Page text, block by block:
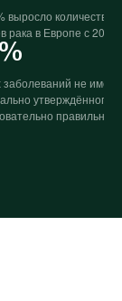
выросло количество
рака в Европе с 2010
заболеваний не имеют
утверждённого